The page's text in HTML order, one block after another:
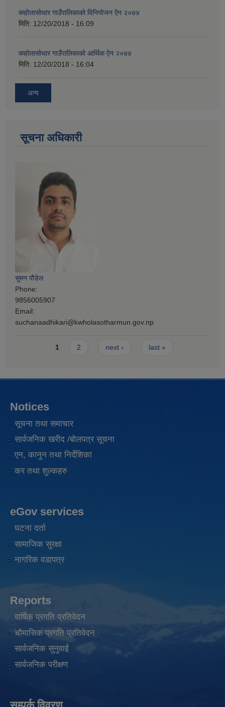
क्व्होलासोथार गाउँपालिकाको विनियोजन ऐन २०७४
मिति: 12/20/2018 - 16:09
क्व्होलासोथार गाउँपालिकाको आर्थिक ऐन २०७४
मिति: 12/20/2018 - 16:04
अन्य
सूचना अधिकारी
सुमन पौडेल
Phone:
9856005907
Email:
suchanaadhikari@kwholasotharmun.gov.np
Pages1 2 next › last »
Notices
सूचना तथा समाचार
सार्वजनिक खरीद /बोलपत्र सूचना
एन, कानुन तथा निर्देशिका
कर तथा शुल्कहरु
eGov services
घटना दर्ता
सामाजिक सुरक्षा
नागरिक वडापत्र
Reports
वार्षिक प्रगति प्रतिवेदन
चौमासिक प्रगति प्रतिवेदन
सार्वजनिक सुनुवाई
सार्वजनिक परीक्षण